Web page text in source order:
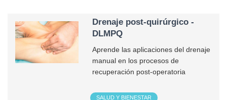
Drenaje post-quirúrgico -
DLMPQ
Aprende las aplicaciones del drenaje
manual en los procesos de
recuperación post-operatoria
SALUD Y BIENESTAR